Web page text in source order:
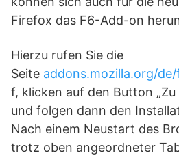
Firefox das F6-Add-on
Hierzu rufen Sie die
Seite addons.mozilla.org/
f, klicken auf den Button
und folgen dann den
Nach einem Neustart des
trotz oben angeordneter